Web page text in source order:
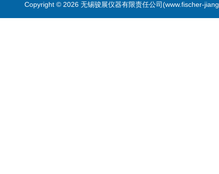
Copyright © 2026 无锡骏展仪器有限责任公司(www.fischer-